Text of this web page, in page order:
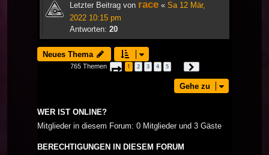
Letzter Beitrag von race « Sa 12 Mär,
2022 10:15 pm
Antworten: 20
Neues Thema
765 Themen Seite 1von 26
1 2 3 4 5
Gehe zu
WER IST ONLINE?
Mitglieder in diesem Forum: 0 Mitglieder und 3 Gäste
BERECHTIGUNGEN IN DIESEM FORUM